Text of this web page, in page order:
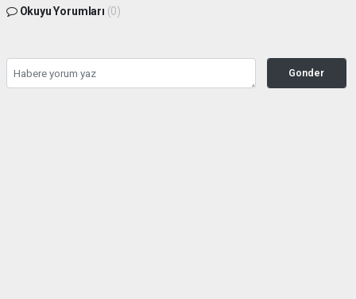
Okuyu Yorumları (0)
Gonder